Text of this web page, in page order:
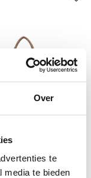
Over
te
media te bieden
/
dames birina
49,95